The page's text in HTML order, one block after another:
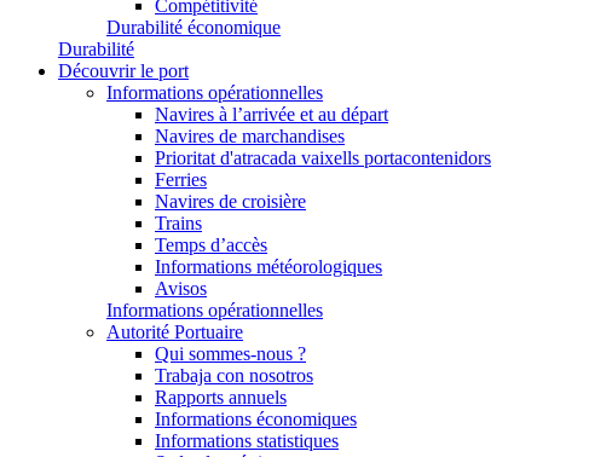
Compétitivité
Durabilité économique
Durabilité
Découvrir le port
Informations opérationnelles
Navires à l’arrivée et au départ
Navires de marchandises
Prioritat d'atracada vaixells portacontenidors
Ferries
Navires de croisière
Trains
Temps d’accès
Informations météorologiques
Avisos
Informations opérationnelles
Autorité Portuaire
Qui sommes-nous ?
Trabaja con nosotros
Rapports annuels
Informations économiques
Informations statistiques